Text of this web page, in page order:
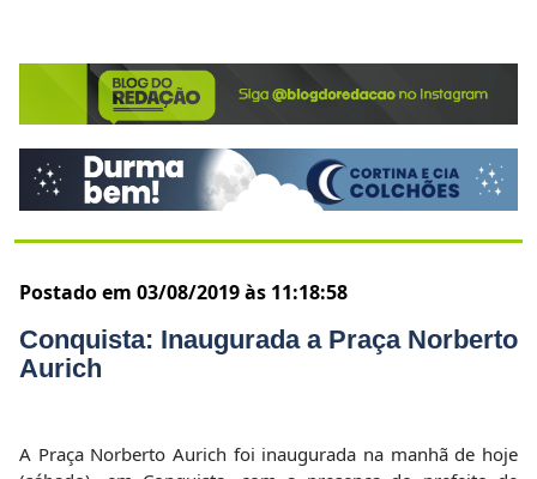
Postado em 03/08/2019 às 11:18:58
Conquista: Inaugurada a Praça Norberto
Aurich
A Praça Norberto Aurich foi inaugurada na manhã de hoje